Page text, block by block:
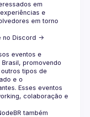
em
e
em torno
no Discord ->
eventos e
promovendo
tipos de
e o
Esses eventos
colaboração e
também